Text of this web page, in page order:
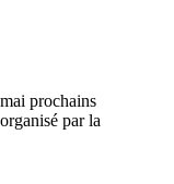
prochains
par la